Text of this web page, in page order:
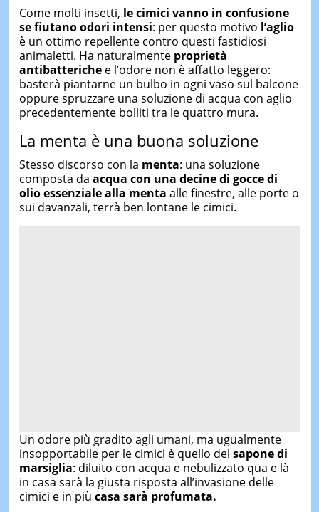
Come molti insetti, le cimici vanno in confusione
se fiutano odori intensi: per questo motivo l’aglio
è un ottimo repellente contro questi fastidiosi
animaletti. Ha naturalmente proprietà
antibatterichee l’odore non è affatto leggero:
basterà piantarne un bulbo in ogni vaso sul balcone
oppure spruzzare una soluzione di acqua con aglio
precedentemente bolliti tra le quattro mura.
La menta è una buona soluzione
Stesso discorso con la menta: una soluzione
composta da acqua con una decine di gocce di
olio essenziale alla menta alle finestre, alle porte o
sui davanzali, terrà ben lontane le cimici.
Un odore più gradito agli umani, ma ugualmente
insopportabile per le cimici è quello del sapone di
marsiglia: diluito con acqua e nebulizzato qua e là
in casa sarà la giusta risposta all’invasione delle
cimici e in più casa sarà profumata.